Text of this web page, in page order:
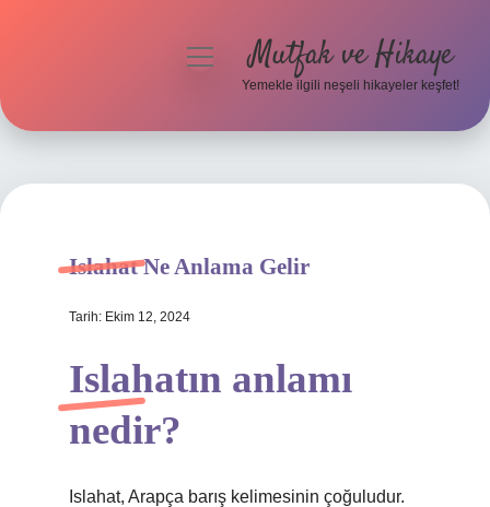
Hakkımızda
menüyüMutfak ve Hikaye
Yemekle ilgili neşeli hikayeler keşfet!
Islahat Ne Anlama Gelir
Tarih: Ekim 12, 2024
Islahatın anlamı
nedir?
Islahat, Arapça barış kelimesinin çoğuludur.